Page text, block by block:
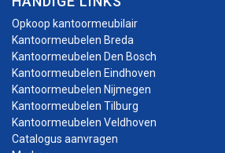
Opkoop kantoormeubilair
Kantoormeubelen Breda
Kantoormeubelen Den Bosch
Kantoormeubelen Eindhoven
Kantoormeubelen Nijmegen
Kantoormeubelen Tilburg
Kantoormeubelen Veldhoven
Catalogus aanvragen